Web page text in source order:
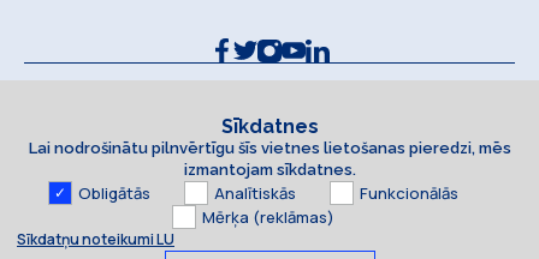
Kontakti un rekvizīti
Piekļūstamības paziņojums
Sīkdatnes
Lai nodrošinātu pilnvērtīgu šīs vietnes lietošanas pieredzi, mēs
izmantojam sīkdatnes.
Obligātās Analītiskās
Funkcionālās
Mērķa (reklāmas)
Sīkdatņu noteikumi LU